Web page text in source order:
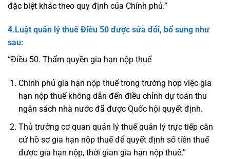
đặc biệt khác theo quy định của Chính phủ.”
4.Luật quản lý thuế Điều 50 được sửa đổi, bổ sung như
sau:
“Điều 50. Thẩm quyền gia hạn nộp thuế
Chính phủ gia hạn nộp thuế trong trường hợp việc gia
hạn nộp thuế không dẫn đến điều chỉnh dự toán thu
ngân sách nhà nước đã được Quốc hội quyết định.
Thủ trưởng cơ quan quản lý thuế quản lý trực tiếp căn
cứ hồ sơ gia hạn nộp thuế để quyết định số tiền thuế
được gia hạn nộp, thời gian gia hạn nộp thuế.”